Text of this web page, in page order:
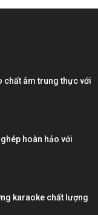
chất âm trung thực với
hoàn hảo với
karaoke chất lượng